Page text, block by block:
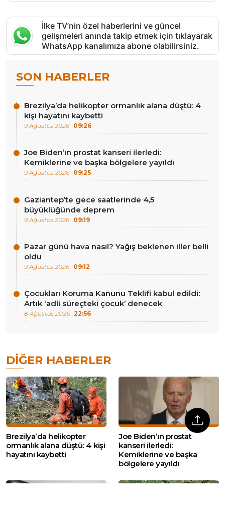
İlke TV’nin özel haberlerini ve güncel
gelişmeleri anında takip etmek için tıklayarak
WhatsApp kanalımıza abone olabilirsiniz.
SON HABERLER
Brezilya’da helikopter ormanlık alana düştü: 4
kişi hayatını kaybetti
9 Ağustos 2026 09:26
Joe Biden’ın prostat kanseri ilerledi:
Kemiklerine ve başka bölgelere yayıldı
9 Ağustos 2026 09:25
Gaziantep’te gece saatlerinde 4,5
büyüklüğünde deprem
9 Ağustos 2026 09:19
Pazar günü hava nasıl? Yağış beklenen iller belli
oldu
9 Ağustos 2026 09:12
Çocukları Koruma Kanunu Teklifi kabul edildi:
Artık ‘adli süreçteki çocuk’ denecek
8 Ağustos 2026 22:56
DIĞER HABERLER
Brezilya’da helikopter
ormanlık alana düştü: 4 kişi
hayatını kaybetti
Joe Biden’ın prostat
kanseri ilerledi:
Kemiklerine ve başka
bölgelere yayıldı